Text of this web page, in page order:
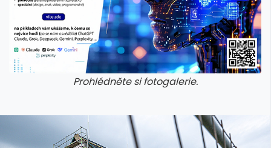
Prohlédněte si fotogalerie.